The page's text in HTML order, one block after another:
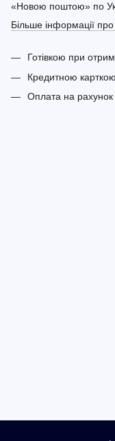
«Новою поштою» по
Більше інформації
Готівкою при
Кредитною карткою
Оплата на рахунок